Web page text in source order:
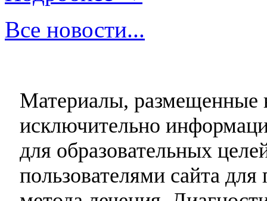
Все новости...
Материалы, размещенные
исключительно
для образовательных
пользователями сайта